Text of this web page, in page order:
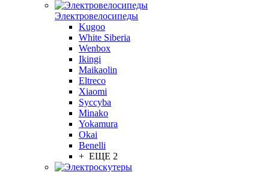
Электровелосипеды
Kugoo
White Siberia
Wenbox
Ikingi
Maikaolin
Eltreco
Xiaomi
Syccyba
Minako
Yokamura
Okai
Benelli
+ ЕЩЕ 2